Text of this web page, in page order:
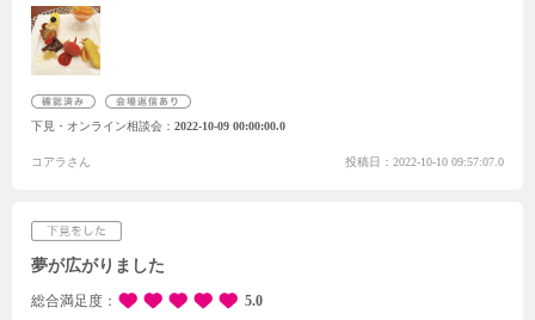
露宴の雰囲気が素晴らしく、特に大聖堂の美しさに心惹かれました。ま
た、県内で唯一花火をあげることができる点も特別感があり素敵だなぁと
思いました。試食も、試食とは思えないボリュームでした。15時からのフ
にしていきましたが正解でした笑 デザートがしっかり何種類ものプレー
トになって頂けたのが感激でした。全体として豪華で華やかな印象で、と
下見・オンライン相談会 2022-10-09 00:00:00.0
コアラさん 投稿日：2022-10-10 09:57:07.0
夢が広がりました
総合満足度 5.0